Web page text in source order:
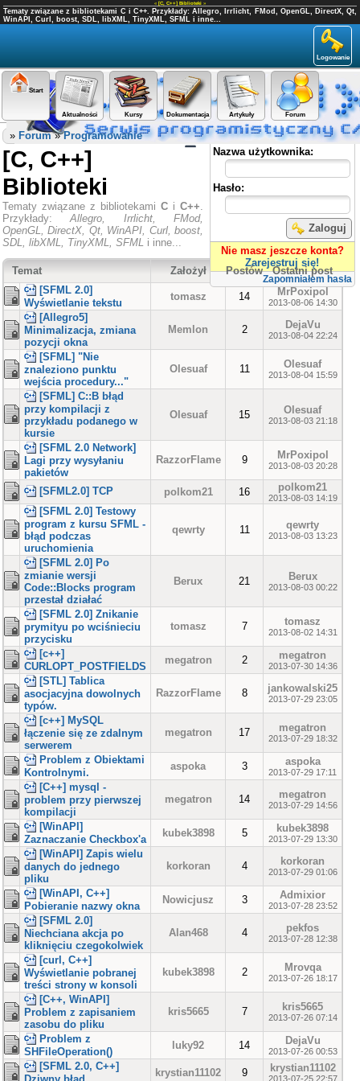
« [C, C++] Biblioteki »
Tematy związane z bibliotekami C i C++. Przykłady: Allegro, Irrlicht, FMod, OpenGL, DirectX, Qt,
WinAPI, Curl, boost, SDL, libXML, TinyXML, SFML i inne...
Logowanie
Start
Aktualności Kursy Dokumentacja Artykuły Forum
Panel użytkownika
Nazwa użytkownika:
Hasło:
Zaloguj
Nie masz jeszcze konta?
Zarejestruj się!
Zapomniałem hasła
» Forum»Programowanie
[C, C++]
Biblioteki
Tematy związane z bibliotekami C i C++.
Przykłady:Allegro, Irrlicht, FMod,
OpenGL, DirectX, Qt, WinAPI, Curl, boost,
SDL, libXML, TinyXML, SFML i inne...
Temat Założył Postów
Ostatni post
[SFML 2.0]
Wyświetlanie tekstu
tomasz 14 MrPoxipol
2013-08-06 14:30
[Allegro5]
Minimalizacja, zmiana
pozycji okna
Memlon 2 DejaVu
2013-08-04 22:24
[SFML] "Nie
znaleziono punktu
wejścia procedury..."
Olesuaf 11 Olesuaf
2013-08-04 15:59
[SFML] C::B błąd
przy kompilacji z
przykładu podanego w
kursie
Olesuaf 15 Olesuaf
2013-08-03 21:18
[SFML 2.0 Network]
Lagi przy wysyłaniu
pakietów
RazzorFlame 9 MrPoxipol
2013-08-03 20:28
[SFML2.0] TCP polkom21 16 polkom21
2013-08-03 14:19
[SFML 2.0] Testowy
program z kursu SFML -
błąd podczas
uruchomienia
qewrty 11 qewrty
2013-08-03 13:23
[SFML 2.0] Po
zmianie wersji
Code::Blocks program
przestał działać
Berux 21 Berux
2013-08-03 00:22
[SFML 2.0] Znikanie
prymityu po wciśnieciu
przycisku
tomasz 7 tomasz
2013-08-02 14:31
[c++]
CURLOPT_POSTFIELDS
megatron 2 megatron
2013-07-30 14:36
[STL] Tablica
asocjacyjna dowolnych
typów.
RazzorFlame 8 jankowalski25
2013-07-29 23:05
[c++] MySQL
łączenie się ze zdalnym
serwerem
megatron 17 megatron
2013-07-29 18:32
Problem z Obiektami
Kontrolnymi.
aspoka 3 aspoka
2013-07-29 17:11
[C++] mysql -
problem przy pierwszej
kompilacji
megatron 14 megatron
2013-07-29 14:56
[WinAPI]
Zaznaczanie Checkbox'a
kubek3898 5 kubek3898
2013-07-29 13:30
[WinAPI] Zapis wielu
danych do jednego
pliku
korkoran 4 korkoran
2013-07-29 01:06
[WinAPI, C++]
Pobieranie nazwy okna
Nowicjusz 3 Admixior
2013-07-28 23:52
[SFML 2.0]
Niechciana akcja po
kliknięciu czegokolwiek
Alan468 4 pekfos
2013-07-28 12:38
[curl, C++]
Wyświetlanie pobranej
treści strony w konsoli
kubek3898 2 Mrovqa
2013-07-26 18:17
[C++, WinAPI]
Problem z zapisaniem
zasobu do pliku
kris5665 7 kris5665
2013-07-26 07:14
Problem z
SHFileOperation()
luky92 14 DejaVu
2013-07-26 00:53
[SFML 2.0, C++]
krystian11102 9 krystian11102
2013-07-25 22:57